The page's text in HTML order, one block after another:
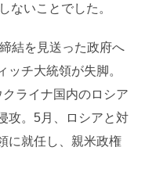
ないことでした。
結を見送った政府へ
チ大統領が失脚。
ライナ国内のロシア
攻。5月、ロシアと対
に就任し、親米政権